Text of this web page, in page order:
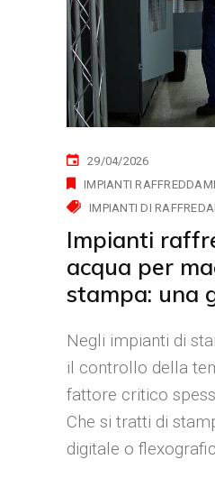
29/04/2026
IMPIANTI
IMPIANTI DI
Impianti
acqua per
stampa: una
Negli impianti di
il controllo della
fattore critico
Che si tratti di
digitale o